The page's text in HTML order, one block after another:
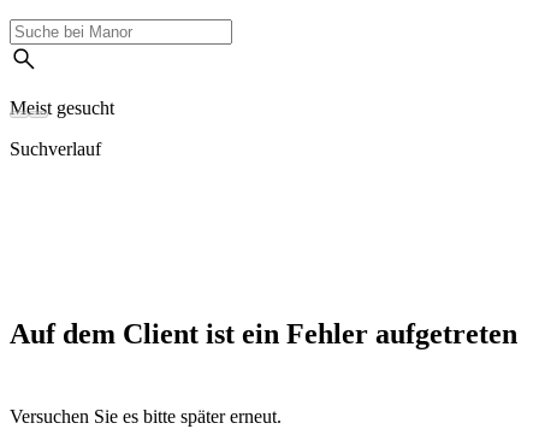
Meist gesucht
Suchverlauf
Auf dem Client ist ein Fehler aufgetreten
Versuchen Sie es bitte später erneut.